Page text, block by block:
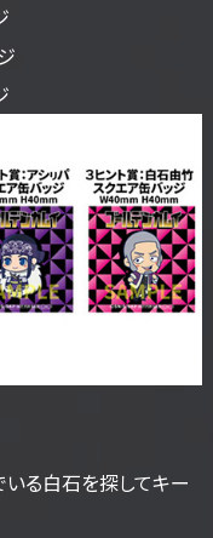
る白石を探してキー